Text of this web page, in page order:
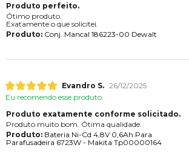
Produto perfeito.
Ótimo produto.
Exatamente o que solicitei.
Produto:Conj. Mancal 186223-00 Dewalt
Evandro S. 26/12/2025
Eu recomendo esse produto.
Produto exatamente conforme solicitado.
Produto muito bom. Ótima qualidade.
Produto:Bateria Ni-Cd 4,8V 0,6Ah Para
Parafusadeira 6723W - Makita Tp00000164